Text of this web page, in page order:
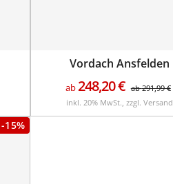
Vordach Ansfelden
ab248,20€ ab291,99€
inkl. 20% MwSt., zzgl. Versand
-15%